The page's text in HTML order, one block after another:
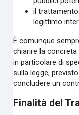
il
legittimo
È comunque
chiarire la
in particolare di
sulla legge,
concludere un
Finalità del